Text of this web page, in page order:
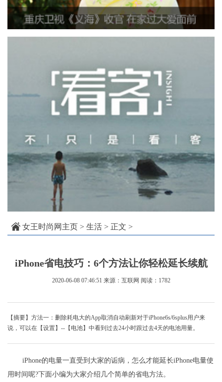
女王时尚网主页 > 生活 > 正文 >
iPhone省电技巧：6个方法让你轻松延长续航
2020-06-08 07:46:51 来源：互联网 阅读：1782
【摘要】方法一：删除耗电大的App取消自动刷新对于iPhone6s/6splus用户来
说，可以在【设置】--【电池】中看到过去24小时跟过去4天的电池用量。
iPhone的电量一直受到大家的诟病，怎么才能延长iPhone电量使
用时间呢?下面小编为大家介绍几个简单的省电方法。